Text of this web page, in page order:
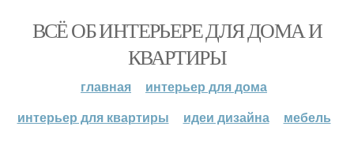
ВСЁ ОБ ИНТЕРЬЕРЕ ДЛЯ ДОМА И
КВАРТИРЫ
главная
интерьер для дома
интерьер для квартиры
идеи дизайна мебель